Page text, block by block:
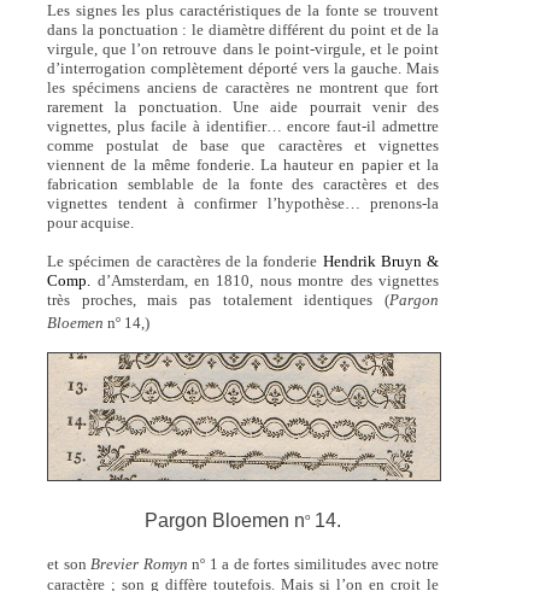
Les signes les plus caractéristiques de la fonte se trouvent
dans la ponctuation : le diamètre différent du point et de la
virgule, que l’on retrouve dans le point-virgule, et le point
d’interrogation complètement déporté vers la gauche. Mais
les spécimens anciens de caractères ne montrent que fort
rarement la ponctuation. Une aide pourrait venir des
vignettes, plus facile à identifier… encore faut-il admettre
comme postulat de base que caractères et vignettes
viennent de la même fonderie. La hauteur en papier et la
fabrication semblable de la fonte des caractères et des
vignettes tendent à confirmer l’hypothèse… prenons-la
pour acquise.
Le spécimen de caractères de la fonderie Hendrik Bruyn &
Comp. d’Amsterdam, en 1810, nous montre des vignettes
très proches, mais pas totalement identiques (Pargon
Bloemen no 14,)
Pargon Bloemen no 14.
et sonBrevier Romyn no 1 a de fortes similitudes avec notre
caractère ; son g diffère toutefois. Mais si l’on en croit le